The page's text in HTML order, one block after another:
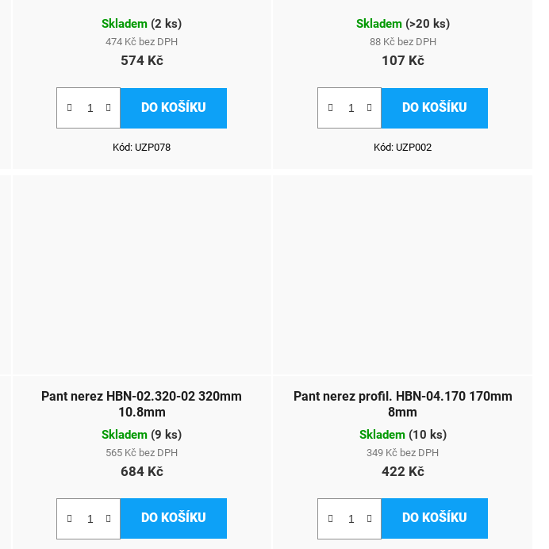
Skladem (2 ks)
474 Kč bez DPH
574 Kč
DO KOŠÍKU
Kód:UZP078
Skladem (>20 ks)
88 Kč bez DPH
107 Kč
DO KOŠÍKU
Kód:UZP002
Pant nerez HBN-02.320-02 320mm
10.8mm
Skladem (9 ks)
565 Kč bez DPH
684 Kč
DO KOŠÍKU
Pant nerez profil. HBN-04.170 170mm
8mm
Skladem (10 ks)
349 Kč bez DPH
422 Kč
DO KOŠÍKU